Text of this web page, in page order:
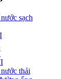
sạch
thải